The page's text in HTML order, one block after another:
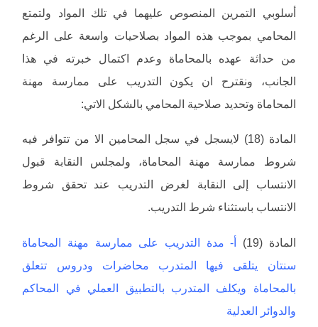
أسلوبي التمرين المنصوص عليهما في تلك المواد ولتمتع
المحامي بموجب هذه المواد بصلاحيات واسعة على الرغم
من حداثة عهده بالمحاماة وعدم اكتمال خبرته في هذا
الجانب، ونقترح ان يكون التدريب على ممارسة مهنة
المحاماة وتحديد صلاحية المحامي بالشكل الاتي:
المادة (18) لايسجل في سجل المحامين الا من تتوافر فيه
شروط ممارسة مهنة المحاماة، ولمجلس النقابة قبول
الانتساب إلى النقابة لغرض التدريب عند تحقق شروط
الانتساب باستثناء شرط التدريب.
المادة (19)
أ- مدة التدريب على ممارسة مهنة المحاماة
سنتان يتلقى فيها المتدرب محاضرات ودروس تتعلق
بالمحاماة ويكلف المتدرب بالتطبيق العملي في المحاكم
والدوائر العدلية